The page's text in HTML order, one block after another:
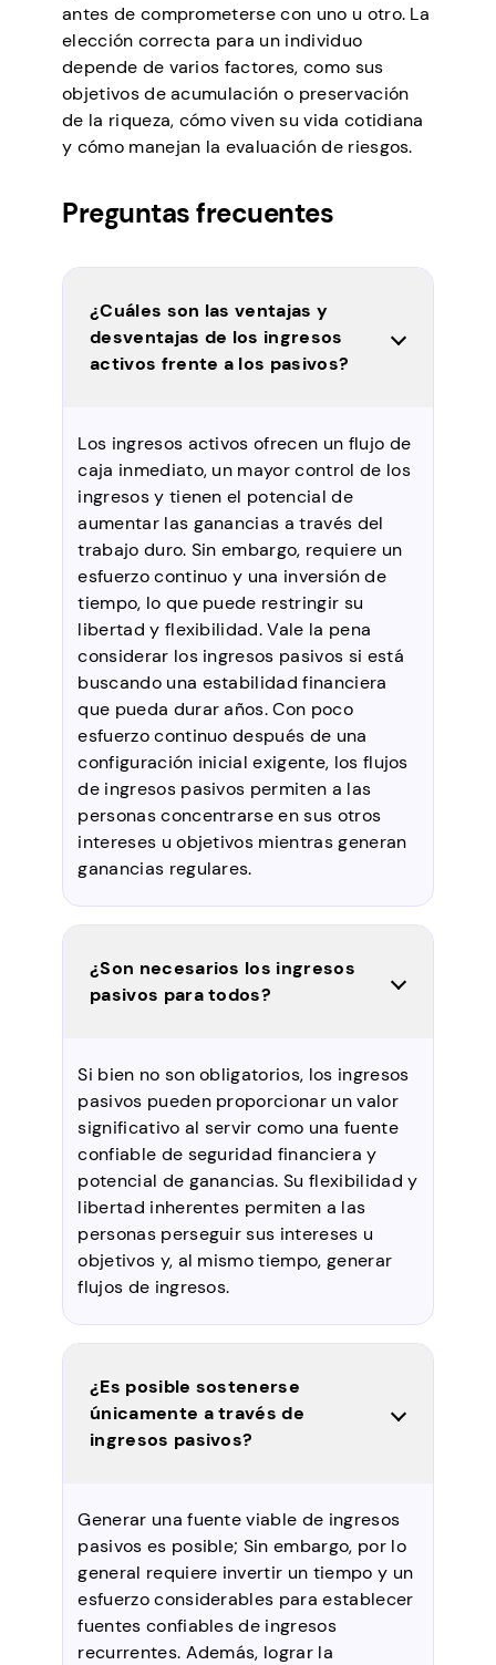
antes de comprometerse con uno u otro. La
elección correcta para un individuo
depende de varios factores, como sus
objetivos de acumulación o preservación
de la riqueza, cómo viven su vida cotidiana
y cómo manejan la evaluación de riesgos.
Preguntas frecuentes
¿Cuáles son las ventajas y
desventajas de los ingresos
activos frente a los pasivos?
Los ingresos activos ofrecen un flujo de
caja inmediato, un mayor control de los
ingresos y tienen el potencial de
aumentar las ganancias a través del
trabajo duro. Sin embargo, requiere un
esfuerzo continuo y una inversión de
tiempo, lo que puede restringir su
libertad y flexibilidad. Vale la pena
considerar los ingresos pasivos si está
buscando una estabilidad financiera
que pueda durar años. Con poco
esfuerzo continuo después de una
configuración inicial exigente, los flujos
de ingresos pasivos permiten a las
personas concentrarse en sus otros
intereses u objetivos mientras generan
ganancias regulares.
¿Son necesarios los ingresos
pasivos para todos?
Si bien no son obligatorios, los ingresos
pasivos pueden proporcionar un valor
significativo al servir como una fuente
confiable de seguridad financiera y
potencial de ganancias. Su flexibilidad y
libertad inherentes permiten a las
personas perseguir sus intereses u
objetivos y, al mismo tiempo, generar
flujos de ingresos.
¿Es posible sostenerse
únicamente a través de
ingresos pasivos?
Generar una fuente viable de ingresos
pasivos es posible; Sin embargo, por lo
general requiere invertir un tiempo y un
esfuerzo considerables para establecer
fuentes confiables de ingresos
recurrentes. Además, lograr la